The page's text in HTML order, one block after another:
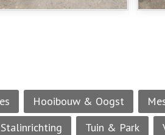
Hooibouw & Oogst
Stalinrichting Tuin & Park